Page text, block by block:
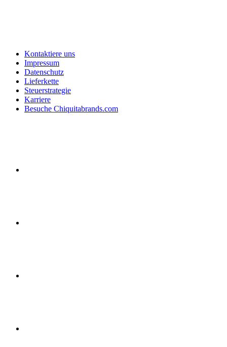
Kontaktiere uns
Impressum
Datenschutz
Lieferkette
Steuerstrategie
Karriere
Besuche Chiquitabrands.com